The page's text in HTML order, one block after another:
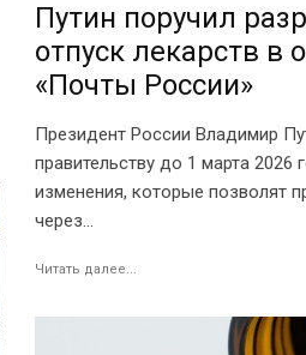
Путин поручил
отпуск лекарств в
«Почты России»
Президент России Владимир
правительству до 1 марта 2026
изменения, которые позволят
через...
Читать далее...